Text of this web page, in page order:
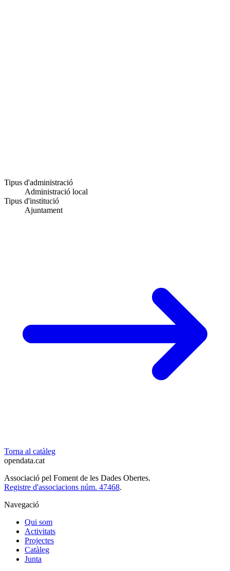
Tipus d'administració
Administració local
Tipus d'institució
Ajuntament
Torna al catàleg
opendata.cat
Associació pel Foment de les Dades Obertes.
Registre d'associacions núm. 47468.
Navegació
Qui som
Activitats
Projectes
Catàleg
Junta